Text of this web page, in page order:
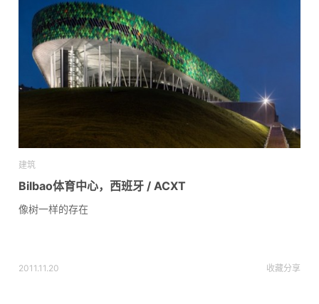
建筑
Bilbao体育中心，西班牙 / ACXT
像树一样的存在
2011.11.20 收藏分享